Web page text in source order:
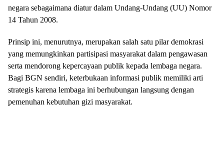
negara sebagaimana diatur dalam Undang-Undang (UU) Nomor
14 Tahun 2008.
Prinsip ini, menurutnya, merupakan salah satu pilar demokrasi
yang memungkinkan partisipasi masyarakat dalam pengawasan
serta mendorong kepercayaan publik kepada lembaga negara.
Bagi BGN sendiri, keterbukaan informasi publik memiliki arti
strategis karena lembaga ini berhubungan langsung dengan
pemenuhan kebutuhan gizi masyarakat.